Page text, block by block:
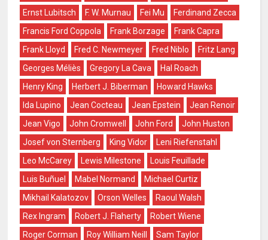
Ernst Lubitsch
F. W. Murnau Fei Mu
Ferdinand Zecca
Francis Ford Coppola
Frank Borzage
Frank Capra
Frank Lloyd
Fred C. Newmeyer Fred Niblo
Fritz Lang
Georges Méliès
Gregory La Cava
Hal Roach
Henry King
Herbert J. Biberman
Howard Hawks
Ida Lupino
Jean Cocteau Jean Epstein
Jean Renoir
Jean Vigo
John Cromwell John Ford
John Huston
Josef von Sternberg
King Vidor
Leni Riefenstahl
Leo McCarey
Lewis Milestone
Louis Feuillade
Luis Buñuel
Mabel Normand
Michael Curtiz
Mikhail Kalatozov
Orson Welles
Raoul Walsh
Rex Ingram
Robert J. Flaherty
Robert Wiene
Roger Corman
Roy William Neill
Sam Taylor